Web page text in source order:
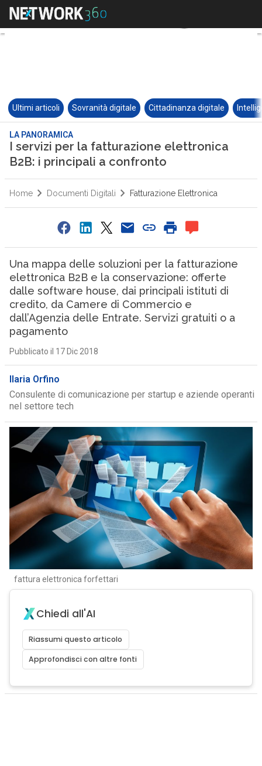
Ultimi articoli Sovranità digitale Cittadinanza digitale
LA PANORAMICA
I servizi per la fatturazione elettronica
B2B: i principali a confronto
Home Documenti Digitali Fatturazione Elettronica
Una mappa delle soluzioni per la fatturazione
elettronica B2B e la conservazione: offerte
dalle software house, dai principali istituti di
credito, da Camere di Commercio e
dall’Agenzia delle Entrate. Servizi gratuiti o a
pagamento
Pubblicato il 17 Dic 2018
Ilaria Orfino
Consulente di comunicazione per startup e aziende operanti
nel settore tech
fattura elettronica forfettari
Chiedi all'AI
Riassumi questo articolo
Approfondisci con altre fonti